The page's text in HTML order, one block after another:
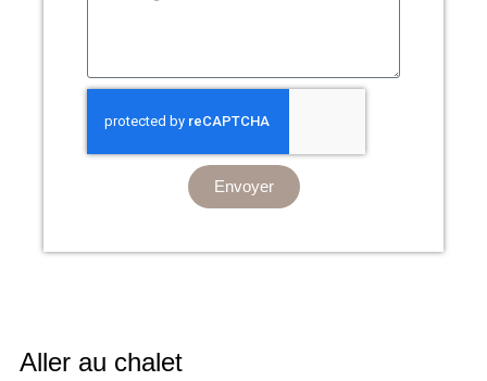
Envoyer
Aller au chalet